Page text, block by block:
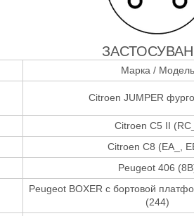
Марка / Модель
Citroen JUMPER
Citroen C5 II
Citroen C8 (EA_,
Peugeot 406
Peugeot BOXER c бортовой
(244)